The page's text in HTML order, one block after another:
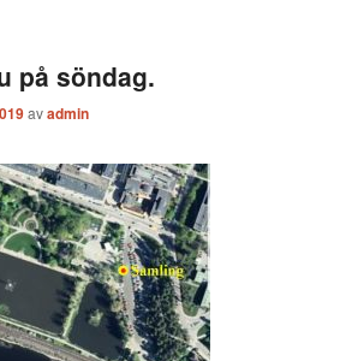
på söndag.
avadmin